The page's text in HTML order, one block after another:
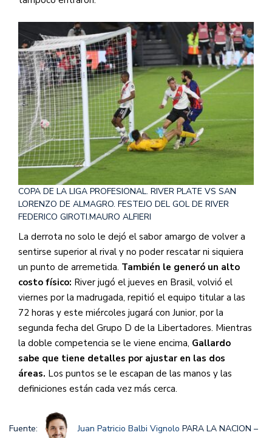
COPA DE LA LIGA PROFESIONAL. RIVER PLATE VS SAN
LORENZO DE ALMAGRO. FESTEJO DEL GOL DE RIVER
FEDERICO GIROTI.MAURO ALFIERI
La derrota no solo le dejó el sabor amargo de volver a
sentirse superior al rival y no poder rescatar ni siquiera
un punto de arremetida. También le generó un alto
costo físico: River jugó el jueves en Brasil, volvió el
viernes por la madrugada, repitió el equipo titular a las
72 horas y este miércoles jugará con Junior, por la
segunda fecha del Grupo D de la Libertadores. Mientras
la doble competencia se le viene encima, Gallardo
sabe que tiene detalles por ajustar en las dos
áreas. Los puntos se le escapan de las manos y las
definiciones están cada vez más cerca.
Fuente: Juan Patricio Balbi Vignolo PARA LA NACION –